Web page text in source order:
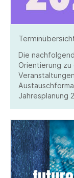
Die
Orientierung
Jahresplanung